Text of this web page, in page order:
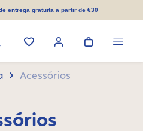
entrega gratuita a partir de €30
Acessórios